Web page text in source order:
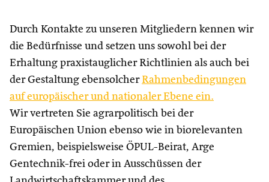
Durch Kontakte zu unseren Mitgliedern kennen wir
die Bedürfnisse und setzen uns sowohl bei der
Erhaltung praxistauglicher Richtlinien als auch bei
der Gestaltung ebensolcher Rahmenbedingungen
auf europäischer und nationaler Ebene ein.
Wir vertreten Sie agrarpolitisch bei der
Europäischen Union ebenso wie in biorelevanten
Gremien, beispielsweise ÖPUL-Beirat, Arge
Gentechnik-frei oder in Ausschüssen der